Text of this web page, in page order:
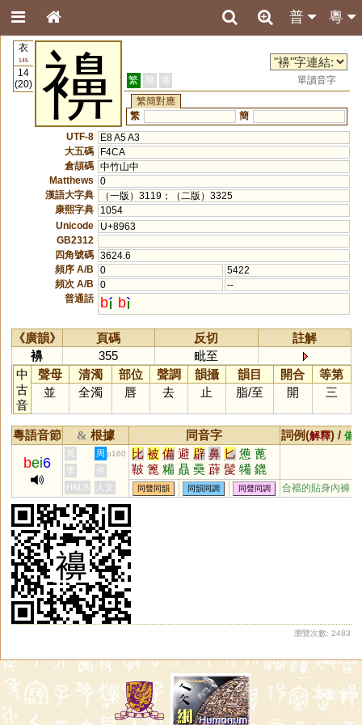
粵
普
衣
145
14
(20)
襣 繁 簡 港
單讀音字
繁簡對應
繁
簡
UTF-8
E8 A5 A3
大五碼
F4CA
倉頡碼 中竹山中
Matthews
0
漢語大字典
（一版）3119；（二版）3325
康熙字典
1054
Unicode
U+8963
GB2312
四角號碼 3624.6
頻序 A/B
0
5422
頻次 A/B
0
--
普通話
b b
《廣韻》 頁碼 反切
註解
襣
355
毗至
中
古
音
聲母 清濁 部位 聲調 韻攝 韻目 開合
等第
並
全濁 唇 去 止 脂/至 開 三
粵語音節 & 根據 同音字 詞例(解釋) / 備
bei6
黃 周 p160 比 被 備 避 辟 鼻 匕 憊 蓖
鞁 篦 糒 贔 奰 薜 髲 犕 鎞
簰 骳 箄
李
何
HKLS
人文 同聲同韻 同韻同調 同聲同調 合襠的貼身內褲
瀏覽次數: 2483